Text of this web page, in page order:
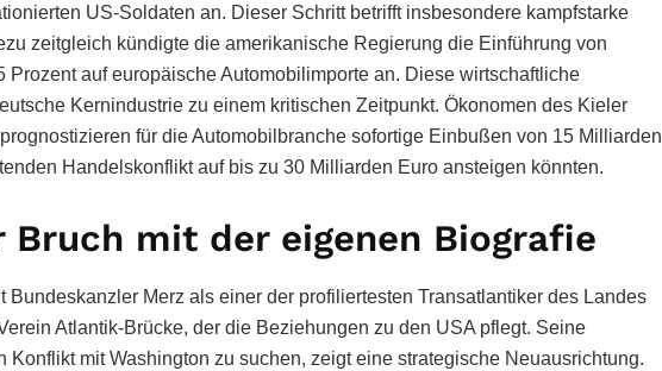
US-Soldaten an. Dieser Schritt betrifft insbesondere kampfstarke
zeitgleich kündigte die amerikanische Regierung die Einführung von
Prozent auf europäische Automobilimporte an. Diese wirtschaftliche
Kernindustrie zu einem kritischen Zeitpunkt. Ökonomen des Kieler
für die Automobilbranche sofortige Einbußen von 15 Milliarden
Handelskonflikt auf bis zu 30 Milliarden Euro ansteigen könnten.
Bruch mit der eigenen Biografie
Bundeskanzler Merz als einer der profiliertesten Transatlantiker des Landes
Atlantik-Brücke, der die Beziehungen zu den USA pflegt. Seine
Konflikt mit Washington zu suchen, zeigt eine strategische Neuausrichtung.